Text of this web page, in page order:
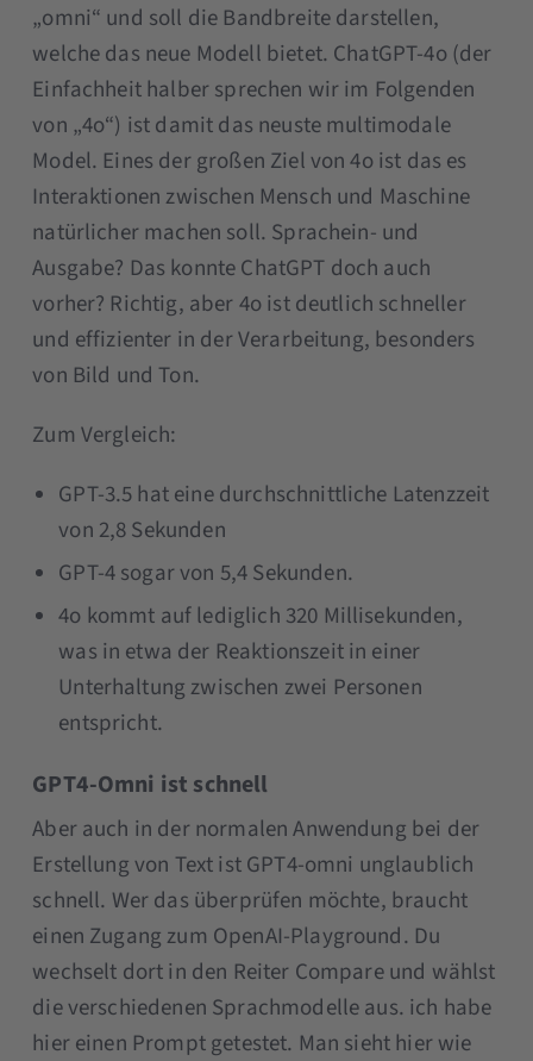
„omni“ und soll die Bandbreite darstellen,
welche das neue Modell bietet. ChatGPT-4o (der
Einfachheit halber sprechen wir im Folgenden
von „4o“) ist damit das neuste multimodale
Model. Eines der großen Ziel von 4o ist das es
Interaktionen zwischen Mensch und Maschine
natürlicher machen soll. Sprachein- und
Ausgabe? Das konnte ChatGPT doch auch
vorher? Richtig, aber 4o ist deutlich schneller
und effizienter in der Verarbeitung, besonders
von Bild und Ton.
Zum Vergleich:
GPT-3.5 hat eine durchschnittliche Latenzzeit
von 2,8 Sekunden
GPT-4 sogar von 5,4 Sekunden.
4o kommt auf lediglich 320 Millisekunden,
was in etwa der Reaktionszeit in einer
Unterhaltung zwischen zwei Personen
entspricht.
GPT4-Omni ist schnell
Aber auch in der normalen Anwendung bei der
Erstellung von Text ist GPT4-omni unglaublich
schnell. Wer das überprüfen möchte, braucht
einen Zugang zum OpenAI-Playground. Du
wechselt dort in den Reiter Compare und wählst
die verschiedenen Sprachmodelle aus. ich habe
hier einen Prompt getestet. Man sieht hier wie